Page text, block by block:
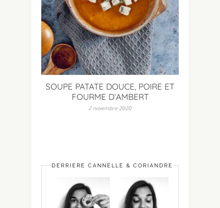
SOUPE PATATE DOUCE, POIRE ET
FOURME D’AMBERT
2 novembre 2020
DERRIÈRE CANNELLE & CORIANDRE